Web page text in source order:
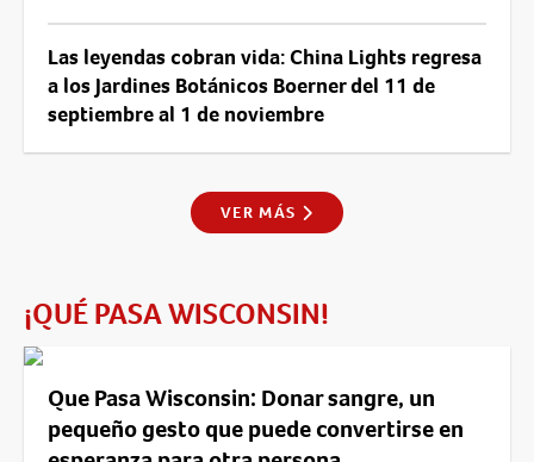
Las leyendas cobran vida: China Lights regresa
a los Jardines Botánicos Boerner del 11 de
septiembre al 1 de noviembre
VER MÁS
¡QUÉ PASA WISCONSIN!
Que Pasa Wisconsin: Donar sangre, un
pequeño gesto que puede convertirse en